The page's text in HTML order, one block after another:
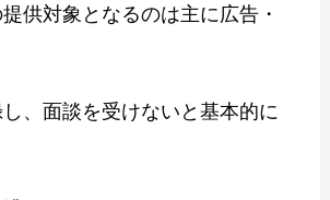
供対象となるのは主に広告・
、面談を受けないと基本的に